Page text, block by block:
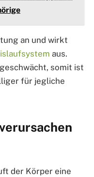
an und wirkt
aus.
somit ist
für jegliche
der Körper eine